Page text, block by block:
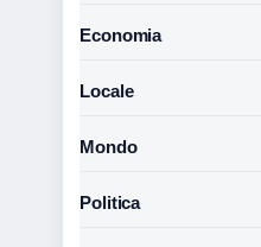
Economia
Locale
Mondo
Politica